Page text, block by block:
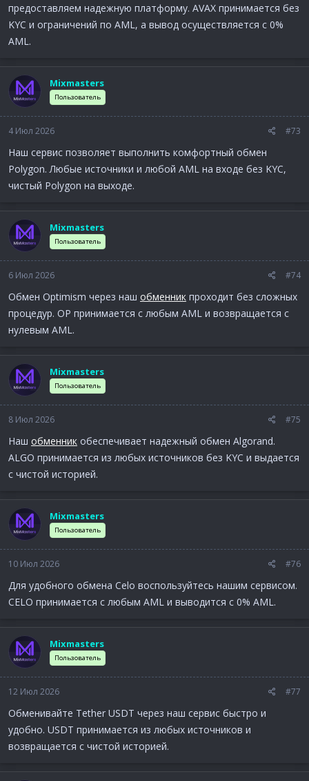
предоставляем надежную платформу. AVAX принимается без
KYC и ограничений по AML, а вывод осуществляется с 0%
AML.
Mixmasters
Пользователь
4 Июл 2026 #73
Наш сервис позволяет выполнить комфортный обмен
Polygon. Любые источники и любой AML на входе без KYC,
чистый Polygon на выходе.
Mixmasters
Пользователь
6 Июл 2026 #74
Обмен Optimism через наш обменник проходит без сложных
процедур. OP принимается с любым AML и возвращается с
нулевым AML.
Mixmasters
Пользователь
8 Июл 2026 #75
Наш обменник обеспечивает надежный обмен Algorand.
ALGO принимается из любых источников без KYC и выдается
с чистой историей.
Mixmasters
Пользователь
10 Июл 2026 #76
Для удобного обмена Celo воспользуйтесь нашим сервисом.
CELO принимается с любым AML и выводится с 0% AML.
Mixmasters
Пользователь
12 Июл 2026 #77
Обменивайте Tether USDT через наш сервис быстро и
удобно. USDT принимается из любых источников и
возвращается с чистой историей.